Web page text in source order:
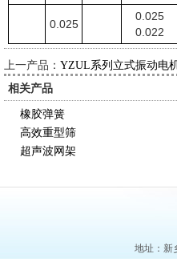
0.025
0.025
0.022
上一产品： YZUL系列立式振动电
相关产品
橡胶弹簧
高效重型筛
超声波网架
地址：新